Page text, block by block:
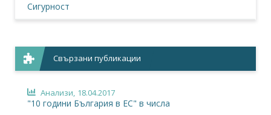
Сигурност
Свързани публикации
Анализи, 18.04.2017
"10 години България в ЕС" в числа